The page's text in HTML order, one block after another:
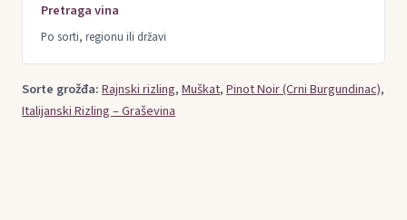
Pretraga vina
Po sorti, regionu ili državi
Sorte grožđa:Rajnski rizling,Muškat,Pinot Noir (Crni Burgundinac),
Italijanski Rizling – Graševina